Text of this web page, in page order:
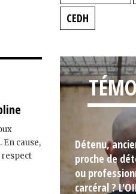
cause,
respect
CEDH
Détenu,
proche de
ou
carcéral ?